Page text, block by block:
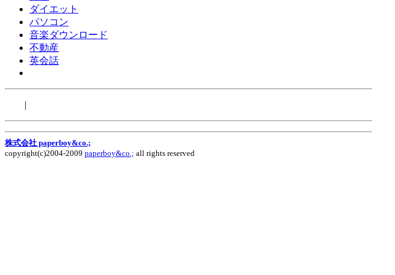
ダイエット
パソコン
音楽ダウンロード
不動産
英会話
|
株式会社 paperboy&co.;
copyright(c)2004-2009 paperboy&co.; all rights reserved